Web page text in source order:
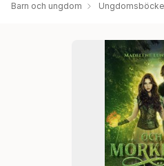
Barn och ungdom